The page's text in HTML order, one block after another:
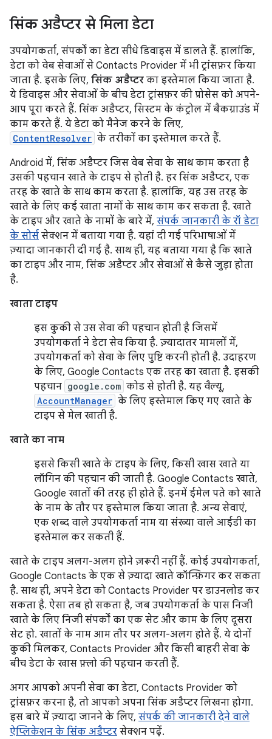
सिंक अडैप्टर से मिला डेटा
उपयोगकर्ता, संपर्कों का डेटा सीधे डिवाइस में डालते हैं. हालांकि,
डेटा को वेब सेवाओं से Contacts Provider में भी ट्रांसफ़र किया
जाता है. इसके लिए, सिंक अडैप्टर का इस्तेमाल किया जाता है.
ये डिवाइस और सेवाओं के बीच डेटा ट्रांसफ़र की प्रोसेस को अपने-
आप पूरा करते हैं. सिंक अडैप्टर, सिस्टम के कंट्रोल में बैकग्राउंड में
काम करते हैं. ये डेटा को मैनेज करने के लिए,
ContentResolver के तरीकों का इस्तेमाल करते हैं.
Android में, सिंक अडैप्टर जिस वेब सेवा के साथ काम करता है
उसकी पहचान खाते के टाइप से होती है. हर सिंक अडैप्टर, एक
तरह के खाते के साथ काम करता है. हालांकि, यह उस तरह के
खाते के लिए कई खाता नामों के साथ काम कर सकता है. खाते
के टाइप और खाते के नामों के बारे में, संपर्क जानकारी के रॉ डेटा
के सोर्स सेक्शन में बताया गया है. यहां दी गई परिभाषाओं में
ज़्यादा जानकारी दी गई है. साथ ही, यह बताया गया है कि खाते
का टाइप और नाम, सिंक अडैप्टर और सेवाओं से कैसे जुड़ा होता
है.
खाता टाइप
इस कुकी से उस सेवा की पहचान होती है जिसमें
उपयोगकर्ता ने डेटा सेव किया है. ज़्यादातर मामलों में,
उपयोगकर्ता को सेवा के लिए पुष्टि करनी होती है. उदाहरण
के लिए, Google Contacts एक तरह का खाता है. इसकी
पहचान google.com कोड से होती है. यह वैल्यू,
AccountManager के लिए इस्तेमाल किए गए खाते के
टाइप से मेल खाती है.
खाते का नाम
इससे किसी खाते के टाइप के लिए, किसी खास खाते या
लॉगिन की पहचान की जाती है. Google Contacts खाते,
Google खातों की तरह ही होते हैं. इनमें ईमेल पते को खाते
के नाम के तौर पर इस्तेमाल किया जाता है. अन्य सेवाएं,
एक शब्द वाले उपयोगकर्ता नाम या संख्या वाले आईडी का
इस्तेमाल कर सकती हैं.
खाते के टाइप अलग-अलग होने ज़रूरी नहीं हैं. कोई उपयोगकर्ता,
Google Contacts के एक से ज़्यादा खाते कॉन्फ़िगर कर सकता
है. साथ ही, अपने डेटा को Contacts Provider पर डाउनलोड कर
सकता है. ऐसा तब हो सकता है, जब उपयोगकर्ता के पास निजी
खाते के लिए निजी संपर्कों का एक सेट और काम के लिए दूसरा
सेट हो. खातों के नाम आम तौर पर अलग-अलग होते हैं. ये दोनों
कुकी मिलकर, Contacts Provider और किसी बाहरी सेवा के
बीच डेटा के खास फ़्लो की पहचान करती हैं.
अगर आपको अपनी सेवा का डेटा, Contacts Provider को
ट्रांसफ़र करना है, तो आपको अपना सिंक अडैप्टर लिखना होगा.
इस बारे में ज़्यादा जानने के लिए, संपर्क की जानकारी देने वाले
ऐप्लिकेशन के सिंक अडैप्टर सेक्शन पढ़ें.